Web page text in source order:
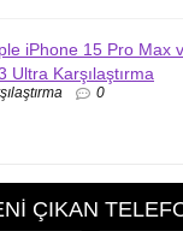
iPhone 15 Pro Max
Ultra Karşılaştırma
0
ÇIKAN